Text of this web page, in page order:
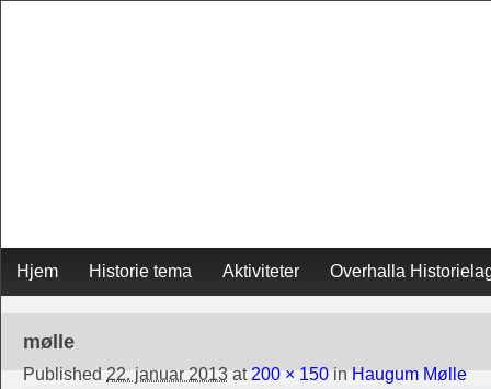
Main menu
Skip
content
Hjem Historie tema Aktiviteter Overhalla
mølle
Published22. januar 2013at200 × 150inHaugum Mølle